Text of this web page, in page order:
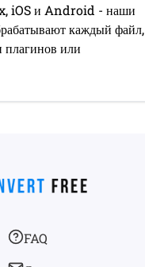
iOS и Android - наши
каждый файл,
плагинов или
FAQ